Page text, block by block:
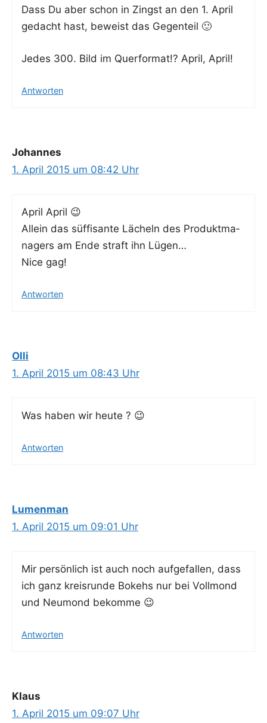
Dass Du aber schon in Zingst an den 1. April
gedacht hast, beweist das Gegenteil 🙂
Jedes 300. Bild im Quer­for­mat!? April, April!
Antworten
Johannes
1. April 2015 um 08:42 Uhr
April April 😉
Allein das süf­fi­san­te Lächeln des Pro­dukt­ma­
na­gers am Ende straft ihn Lügen…
Nice gag!
Antworten
Olli
1. April 2015 um 08:43 Uhr
Was haben wir heute ? 😉
Antworten
Lumenman
1. April 2015 um 09:01 Uhr
Mir per­sön­lich ist auch noch auf­ge­fal­len, dass
ich ganz kreis­run­de Bokehs nur bei Voll­mond
und Neu­mond bekomme 😉
Antworten
Klaus
1. April 2015 um 09:07 Uhr